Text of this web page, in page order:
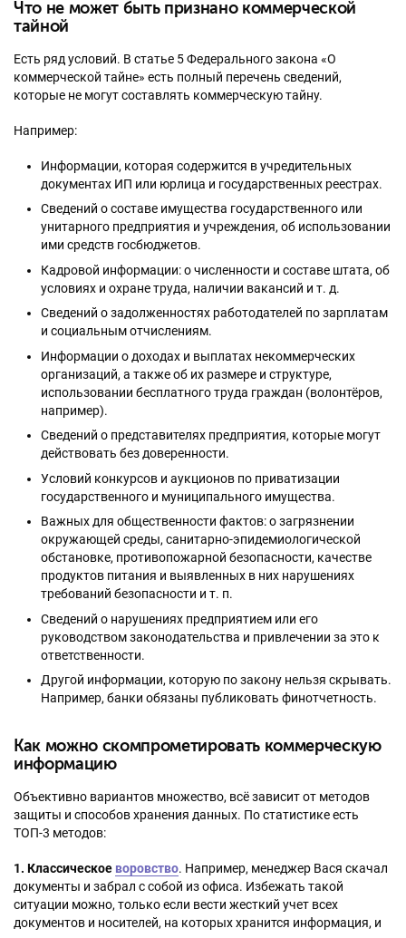
Что не может быть признано коммерческой
тайной
Есть ряд условий. В статье 5 Федерального закона «О
коммерческой тайне» есть полный перечень сведений,
которые не могут составлять коммерческую тайну.
Например:
Информации, которая содержится в учредительных
документах ИП или юрлица и государственных реестрах.
Сведений о составе имущества государственного или
унитарного предприятия и учреждения, об использовании
ими средств госбюджетов.
Кадровой информации: о численности и составе штата, об
условиях и охране труда, наличии вакансий и т. д.
Сведений о задолженностях работодателей по зарплатам
и социальным отчислениям.
Информации о доходах и выплатах некоммерческих
организаций, а также об их размере и структуре,
использовании бесплатного труда граждан (волонтёров,
например).
Сведений о представителях предприятия, которые могут
действовать без доверенности.
Условий конкурсов и аукционов по приватизации
государственного и муниципального имущества.
Важных для общественности фактов: о загрязнении
окружающей среды, санитарно-эпидемиологической
обстановке, противопожарной безопасности, качестве
продуктов питания и выявленных в них нарушениях
требований безопасности и т. п.
Сведений о нарушениях предприятием или его
руководством законодательства и привлечении за это к
ответственности.
Другой информации, которую по закону нельзя скрывать.
Например, банки обязаны публиковать финотчетность.
Как можно скомпрометировать коммерческую
информацию
Объективно вариантов множество, всё зависит от методов
защиты и способов хранения данных. По статистике есть
ТОП-3 методов:
1. Классическое воровство. Например, менеджер Вася скачал
документы и забрал с собой из офиса. Избежать такой
ситуации можно, только если вести жесткий учет всех
документов и носителей, на которых хранится информация, и